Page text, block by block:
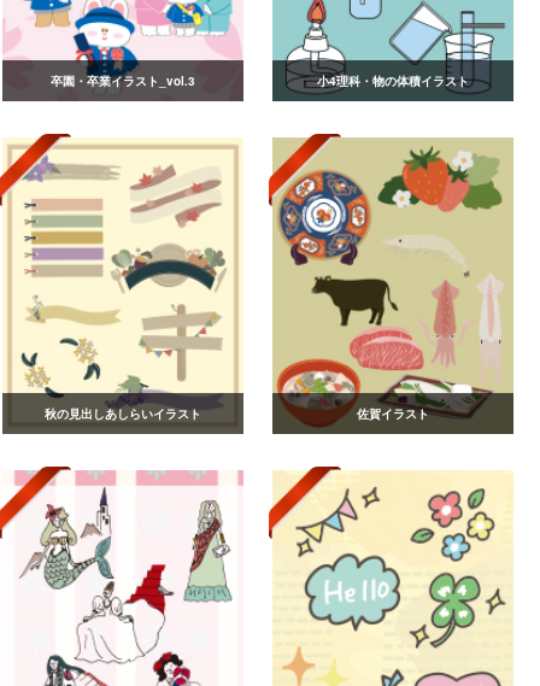
卒園・卒業イラスト_vol.3 小4理科・物の体積イラスト
秋の見出しあしらいイラスト 佐賀イラスト